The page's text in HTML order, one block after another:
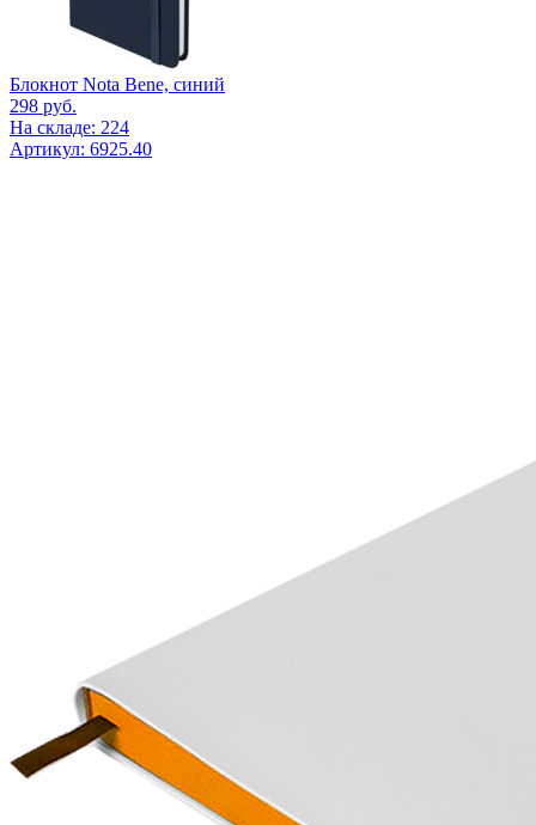
Блокнот Nota Bene, синий
298 руб.
На складе: 224
Артикул: 6925.40